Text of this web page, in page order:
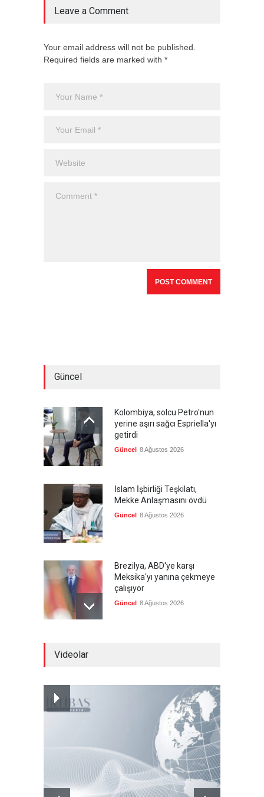
Leave a Comment
Your email address will not be published.
Required fields are marked with *
Güncel
Kolombiya, solcu Petro'nun
yerine aşırı sağcı Espriella'yı
getirdi
Güncel 8 Ağustos 2026
İslam İşbirliği Teşkilatı,
Mekke Anlaşmasını övdü
Güncel 8 Ağustos 2026
Brezilya, ABD'ye karşı
Meksika'yı yanına çekmeye
çalışıyor
Güncel 8 Ağustos 2026
Bölge İnsanını "Namaz Kılan
ABD Askeri" Yapma Paktı
Şükrü Hüseyinoğlu,
YAZARLAR
8 Ağustos 2026
Videolar